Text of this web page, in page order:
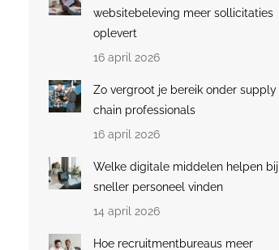
websitebeleving meer sollicitaties
oplevert
16 april 2026
Zo vergroot je bereik onder supply
chain professionals
16 april 2026
Welke digitale middelen helpen bij
sneller personeel vinden
14 april 2026
Hoe recruitmentbureaus meer